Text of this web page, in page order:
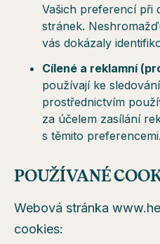
Vašich preferencí při
stránek.
vás dokázaly
Cílené a reklamní
používají ke
prostřednictvím
za účelem zasílání
s těmito preferencemi.
POUŽÍVANÉ
Webová stránka
cookies: